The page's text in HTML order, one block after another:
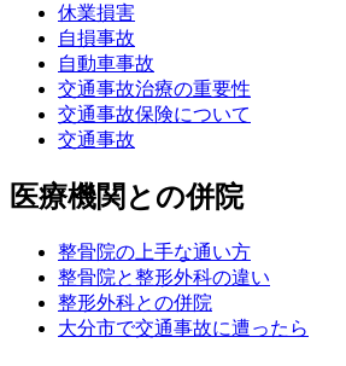
休業損害
自損事故
自動車事故
交通事故治療の重要性
交通事故保険について
交通事故
医療機関との併院
整骨院の上手な通い方
整骨院と整形外科の違い
整形外科との併院
大分市で交通事故に遭ったら